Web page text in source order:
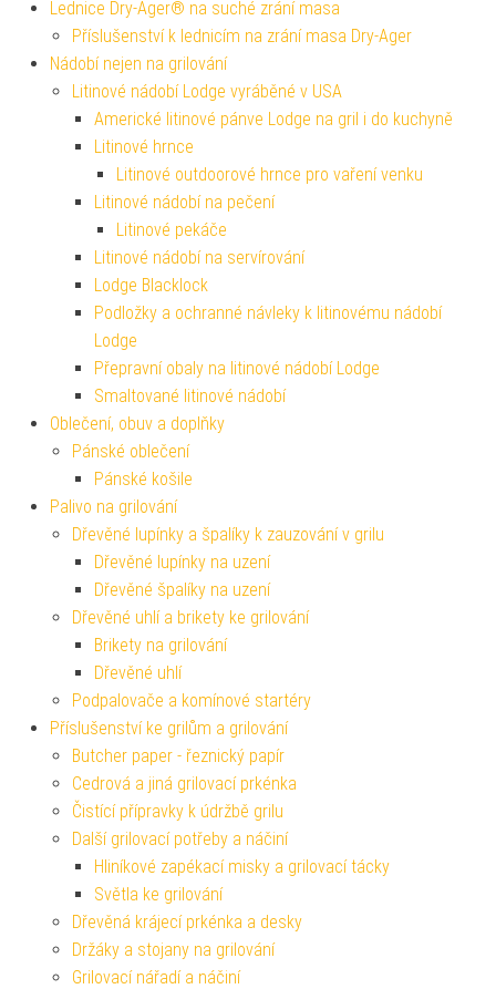
Lednice Dry-Ager® na suché zrání masa
Příslušenství k lednicím na zrání masa Dry-Ager
Nádobí nejen na grilování
Litinové nádobí Lodge vyráběné v USA
Americké litinové pánve Lodge na gril i do kuchyně
Litinové hrnce
Litinové outdoorové hrnce pro vaření venku
Litinové nádobí na pečení
Litinové pekáče
Litinové nádobí na servírování
Lodge Blacklock
Podložky a ochranné návleky k litinovému nádobí
Lodge
Přepravní obaly na litinové nádobí Lodge
Smaltované litinové nádobí
Oblečení, obuv a doplňky
Pánské oblečení
Pánské košile
Palivo na grilování
Dřevěné lupínky a špalíky k zauzování v grilu
Dřevěné lupínky na uzení
Dřevěné špalíky na uzení
Dřevěné uhlí a brikety ke grilování
Brikety na grilování
Dřevěné uhlí
Podpalovače a komínové startéry
Příslušenství ke grilům a grilování
Butcher paper - řeznický papír
Cedrová a jiná grilovací prkénka
Čistící přípravky k údržbě grilu
Další grilovací potřeby a náčiní
Hliníkové zapékací misky a grilovací tácky
Světla ke grilování
Dřevěná krájecí prkénka a desky
Držáky a stojany na grilování
Grilovací nářadí a náčiní